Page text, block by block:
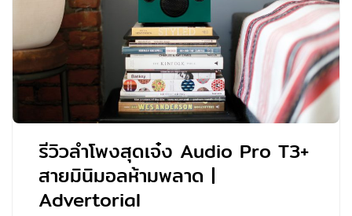
รีวิวลำโพงสุดเจ๋ง Audio Pro T3+
สายมินิมอลห้ามพลาด |
Advertorial